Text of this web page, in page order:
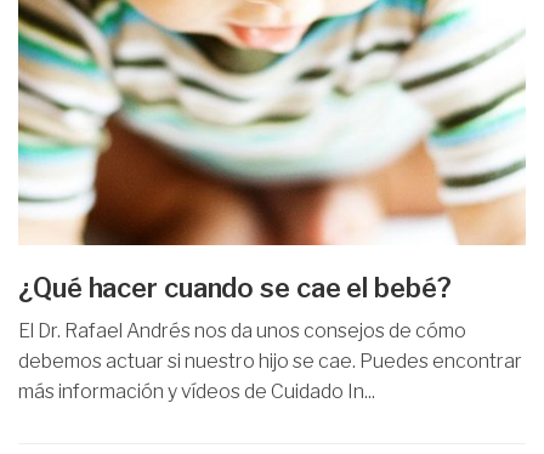
¿Qué hacer cuando se cae el bebé?
El Dr. Rafael Andrés nos da unos consejos de cómo
debemos actuar si nuestro hijo se cae. Puedes encontrar
más información y vídeos de Cuidado In...